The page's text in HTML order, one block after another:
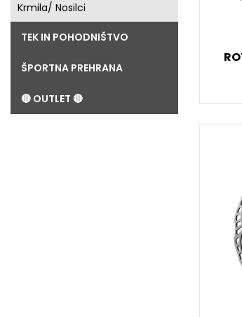
Krmila/ Nosilci
TEK IN POHODNIŠTVO
ŠPORTNA PREHRANA
🔴 OUTLET 🔴